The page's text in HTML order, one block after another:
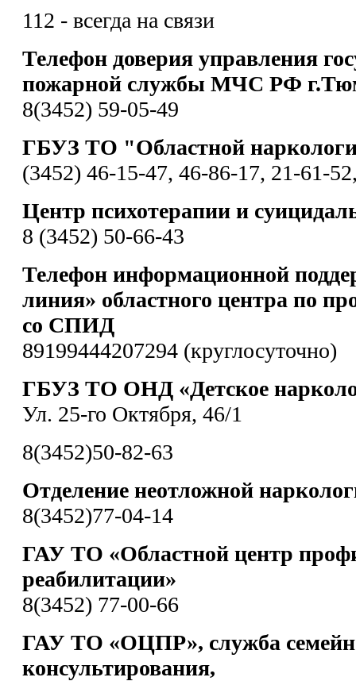
112 - всегда на связи
Телефон доверия управления
пожарной службы МЧС РФ
8(3452) 59-05-49
ГБУЗ ТО "Областной
(3452) 46-15-47, 46-86-17, 21-61-
Центр психотерапии и
8 (3452) 50-66-43
Телефон информационной
линия» областного центра по
со СПИД
89199444207294 (круглосуточно)
ГБУЗ ТО ОНД «Детское
Ул. 25-го Октября, 46/1
8(3452)50-82-63
Отделение неотложной
8(3452)77-04-14
ГАУ ТО «Областной центр
реабилитации»
8(3452) 77-00-66
ГАУ ТО «ОЦПР», служба
консультирования,